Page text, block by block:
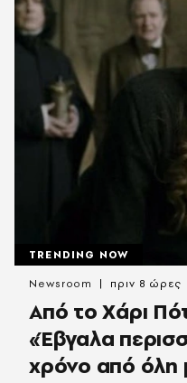
TRENDING NOW
Από το Χάρι
«Έβγαλα
χρόνο από όλη
Newsroom πριν 8 ώρες